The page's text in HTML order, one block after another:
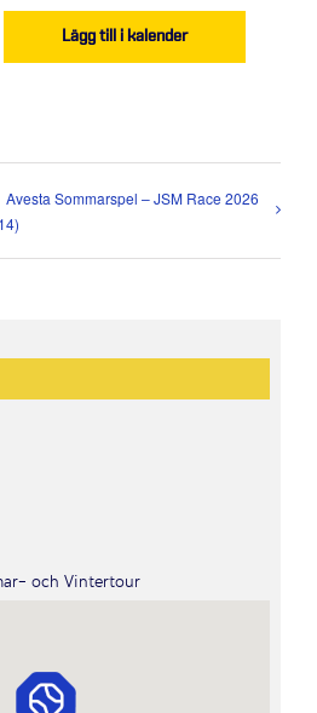
Lägg till i kalender
Avesta Sommarspel – JSM Race 2026
och Vintertour